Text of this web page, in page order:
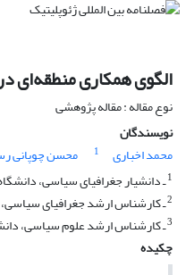
الگوی همکاری منطقه‌ای
نوع مقاله : مقاله پژوهشی
نویسندگان
محمد اخباری
1 محسن چوپانی
1ـ دانشیار جغرافیای سیاسی،
2ـ کارشناس ارشد جغرافیای سیاسی،
3ـ کارشناس ارشد علوم سیاسی،
چکیده